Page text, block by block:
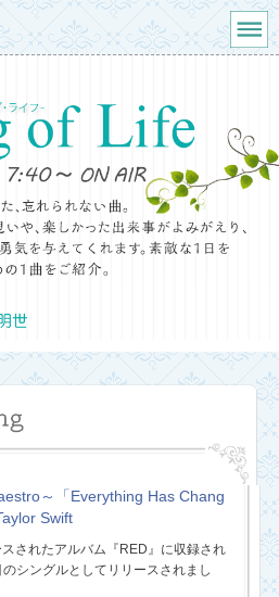
～「Everything Has Chang
Swift
されたアルバム『RED』に収録され
シングルとしてリリースされまし